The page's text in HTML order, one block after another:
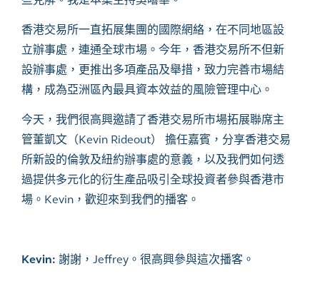
香港交易所一直拓展集團的國際網絡，在不同地區設
立辦事處，連通全球市場。今年，香港交易所不但新
設辦事處，更推出多項產品及舉措，致力完善市場結
構，成為亞洲區內最具資本效益的風險管理中心。
今天，我們很高興邀請了香港交易所市場拓展聯席主
管董凱文（Kevin Rideout） 擔任嘉賓，分享香港交易
所新設的倫敦及紐約辦事處的意義，以及我們如何透
過提供多元化的衍生產品吸引全球投資者參與香港市
場。Kevin，歡迎來到我們的播客。
Kevin: 謝謝，Jeffrey。很高興參與這次播客。